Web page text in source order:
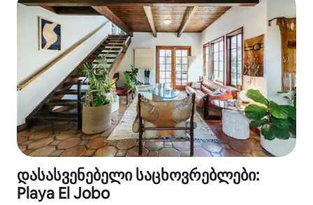
დასასვენებელი საცხოვრებლები:
Playa El Jobo